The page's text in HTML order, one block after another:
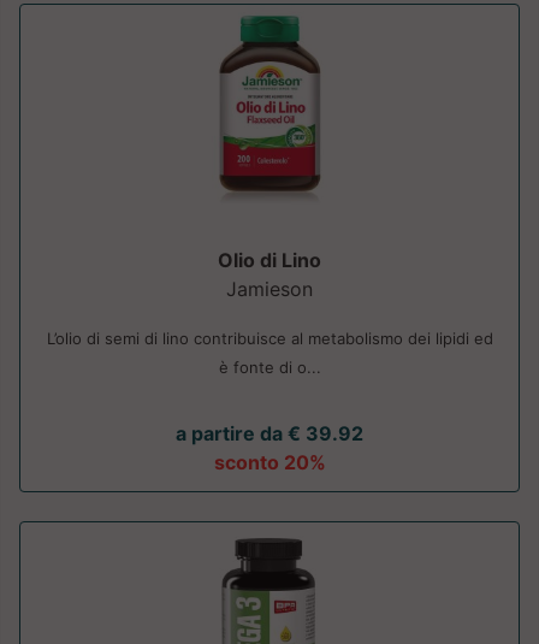
Olio di Lino
Jamieson
L’olio di semi di lino contribuisce al metabolismo dei lipidi ed
è fonte di o...
a partire da € 39.92
sconto 20%